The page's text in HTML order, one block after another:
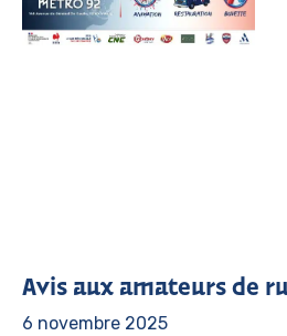
Avis aux amateurs de
6 novembre 2025